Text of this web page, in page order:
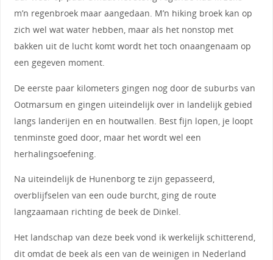
m’n regenbroek maar aangedaan. M’n hiking broek kan op
zich wel wat water hebben, maar als het nonstop met
bakken uit de lucht komt wordt het toch onaangenaam op
een gegeven moment.
De eerste paar kilometers gingen nog door de suburbs van
Ootmarsum en gingen uiteindelijk over in landelijk gebied
langs landerijen en en houtwallen. Best fijn lopen, je loopt
tenminste goed door, maar het wordt wel een
herhalingsoefening.
Na uiteindelijk de Hunenborg te zijn gepasseerd,
overblijfselen van een oude burcht, ging de route
langzaamaan richting de beek de Dinkel.
Het landschap van deze beek vond ik werkelijk schitterend,
dit omdat de beek als een van de weinigen in Nederland